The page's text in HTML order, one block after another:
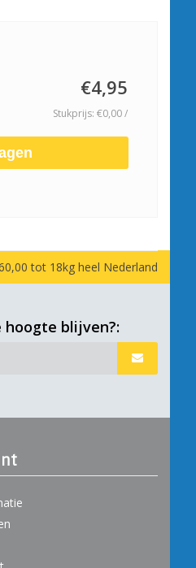
€4,95
Stukprijs: €0,00 /
tot 18kg heel Nederland
hoogte blijven?: